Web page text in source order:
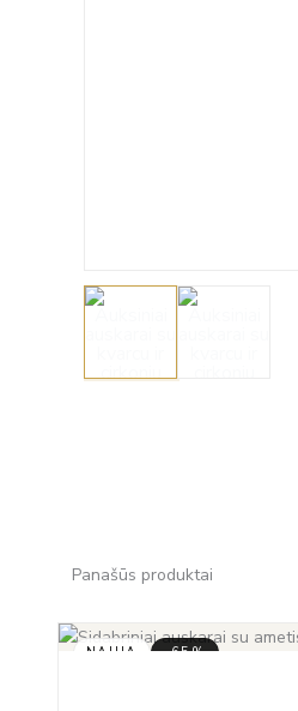
Panašūs produktai
NAUJA -65%